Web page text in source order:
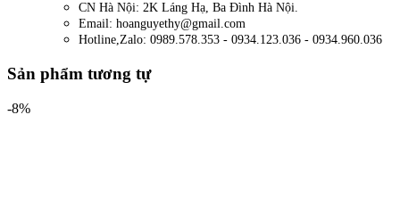
CN Hà Nội: 2K Láng Hạ, Ba Đình Hà Nội.
Email: hoanguyethy@gmail.com
Hotline,Zalo: 0989.578.353 - 0934.123.036 - 0934.960.036
Sản phẩm tương tự
-8%